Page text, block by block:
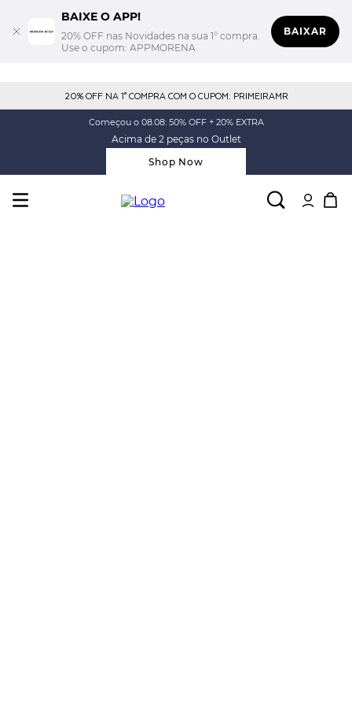
BAIXE O APP!
20% OFF nas Novidades na sua 1° compra.
Use o cupom: APPMORENA
BAIXAR
20% OFF NA 1° COMPRA COM O CUPOM: PRIMEIRAMR
Começou o 08.08: 50% OFF + 20% EXTRA
Acima de 2 peças no Outlet
Shop Now